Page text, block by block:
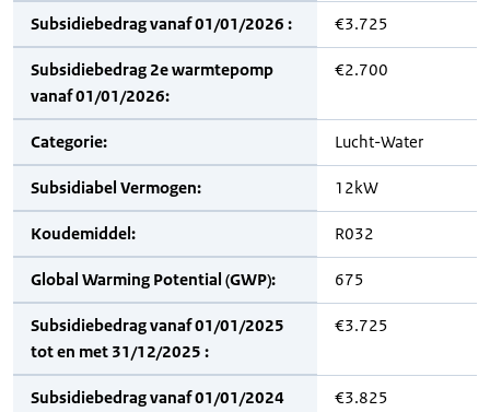
Subsidiebedrag vanaf 01/01/2026 : €3.725
Subsidiebedrag 2e warmtepomp
vanaf 01/01/2026:
€2.700
Categorie: Lucht-Water
Subsidiabel Vermogen: 12kW
Koudemiddel: R032
Global Warming Potential (GWP): 675
Subsidiebedrag vanaf 01/01/2025
tot en met 31/12/2025 :
€3.725
Subsidiebedrag vanaf 01/01/2024
€3.825